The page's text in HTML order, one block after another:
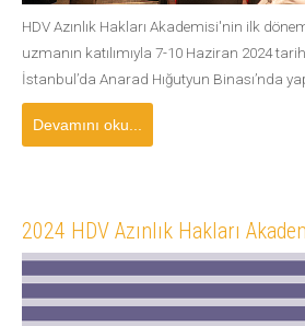
HDV Azınlık Hakları Akademisi'nin ilk
uzmanın katılımıyla 7-10 Haziran 2024
İstanbul’da Anarad Hığutyun Binası’nda
Devamını oku...
2024 HDV Azınlık Hakları